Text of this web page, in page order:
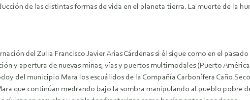
de las distintas formas de vida en el planeta tierra. La muerte de la
del Zulia Francisco Javier Arias Cárdenas si él sigue como en el
y apertura de nuevas minas, vías y puertos multimodales (Puerto
del municipio Mara los escuálidos de la Compañía Carbonífera Caño
que continúan medrando bajo la sombra manipulando al pueblo pobre